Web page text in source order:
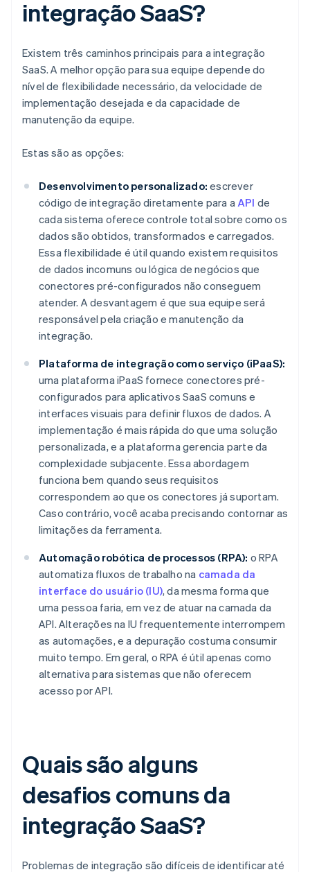
integração SaaS?
Existem três caminhos principais para a integração
SaaS. A melhor opção para sua equipe depende do
nível de flexibilidade necessário, da velocidade de
implementação desejada e da capacidade de
manutenção da equipe.
Estas são as opções:
Desenvolvimento personalizado: escrever
código de integração diretamente para aAPI de
cada sistema oferece controle total sobre como os
dados são obtidos, transformados e carregados.
Essa flexibilidade é útil quando existem requisitos
de dados incomuns ou lógica de negócios que
conectores pré-configurados não conseguem
atender. A desvantagem é que sua equipe será
responsável pela criação e manutenção da
integração.
Plataforma de integração como serviço (iPaaS):
uma plataforma iPaaS fornece conectores pré-
configurados para aplicativos SaaS comuns e
interfaces visuais para definir fluxos de dados. A
implementação é mais rápida do que uma solução
personalizada, e a plataforma gerencia parte da
complexidade subjacente. Essa abordagem
funciona bem quando seus requisitos
correspondem ao que os conectores já suportam.
Caso contrário, você acaba precisando contornar as
limitações da ferramenta.
Automação robótica de processos (RPA): o RPA
automatiza fluxos de trabalho na camada da
interface do usuário (IU), da mesma forma que
uma pessoa faria, em vez de atuar na camada da
API. Alterações na IU frequentemente interrompem
as automações, e a depuração costuma consumir
muito tempo. Em geral, o RPA é útil apenas como
alternativa para sistemas que não oferecem
acesso por API.
Quais são alguns
desafios comuns da
integração SaaS?
Problemas de integração são difíceis de identificar até